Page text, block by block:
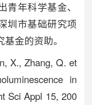
年科学基金、
圳市基础研究项
金的资助。
X., Zhang, Q. et
in
Sci Appl 15, 200